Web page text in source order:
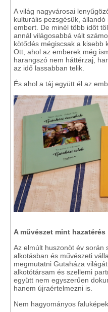
A világ nagyvárosai
kulturális pezsgésük,
embert. De minél több időt
annál világosabbá vált
kötődés mégiscsak a kisebb
Ott, ahol az emberek még
harangszó nem háttérzaj,
az idő lassabban telik.
És ahol a táj együtt él az
A művészet mint hazatérés
Az elmúlt huszonöt év során
alkotásban és művészeti
megmutatni Gutaháza
alkotótársam és szellemi
együtt nem egyszerűen
hanem újraértelmezni is.
Nem hagyományos